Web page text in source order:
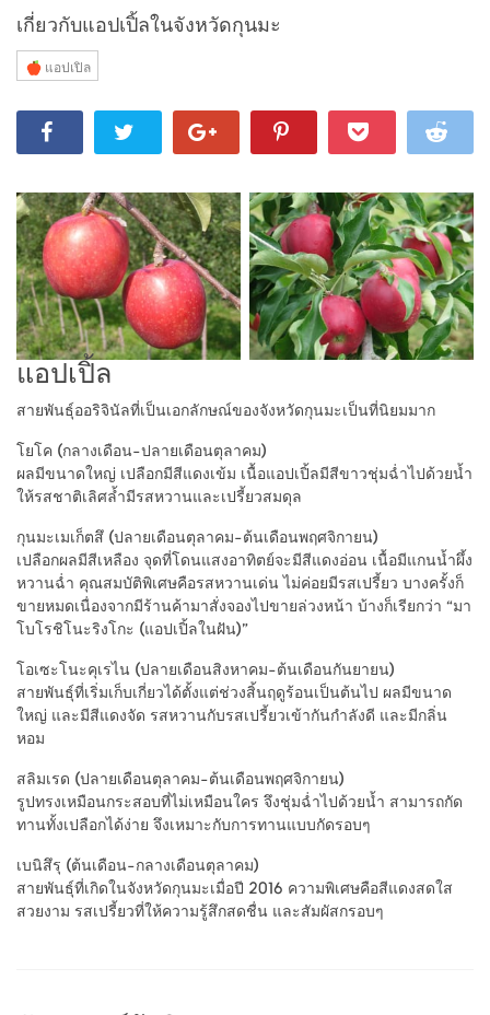
เกี่ยวกับแอปเปิ้ลในจังหวัดกุนมะ
แอปเปิล
แอปเปิ้ล
สายพันธุ์ออริจินัลที่เป็นเอกลักษณ์ของจังหวัดกุนมะเป็นที่นิยมมาก
โยโค (กลางเดือน-ปลายเดือนตุลาคม)
ผลมีขนาดใหญ่ เปลือกมีสีแดงเข้ม เนื้อแอปเปิ้ลมีสีขาวชุ่มฉ่ำไปด้วยน้ำ
ให้รสชาติเลิศล้ำมีรสหวานและเปรี้ยวสมดุล
กุนมะเมเก็ตสึ (ปลายเดือนตุลาคม-ต้นเดือนพฤศจิกายน)
เปลือกผลมีสีเหลือง จุดที่โดนแสงอาทิตย์จะมีสีแดงอ่อน เนื้อมีแกนน้ำผึ้ง
หวานฉ่ำ คุณสมบัติพิเศษคือรสหวานเด่น ไม่ค่อยมีรสเปรี้ยว บางครั้งก็
ขายหมดเนื่องจากมีร้านค้ามาสั่งจองไปขายล่วงหน้า บ้างก็เรียกว่า “มา
โบโรชิโนะริงโกะ (แอปเปิ้ลในฝัน)”
โอเซะโนะคุเรไน (ปลายเดือนสิงหาคม-ต้นเดือนกันยายน)
สายพันธุ์ที่เริ่มเก็บเกี่ยวได้ตั้งแต่ช่วงสิ้นฤดูร้อนเป็นต้นไป ผลมีขนาด
ใหญ่ และมีสีแดงจัด รสหวานกับรสเปรี้ยวเข้ากันกำลังดี และมีกลิ่น
หอม
สลิมเรด (ปลายเดือนตุลาคม-ต้นเดือนพฤศจิกายน)
รูปทรงเหมือนกระสอบที่ไม่เหมือนใคร จึงชุ่มฉ่ำไปด้วยน้ำ สามารถกัด
ทานทั้งเปลือกได้ง่าย จึงเหมาะกับการทานแบบกัดรอบๆ
เบนิสึรุ (ต้นเดือน-กลางเดือนตุลาคม)
สายพันธุ์ที่เกิดในจังหวัดกุนมะเมื่อปี 2016 ความพิเศษคือสีแดงสดใส
สวยงาม รสเปรี้ยวที่ให้ความรู้สึกสดชื่น และสัมผัสกรอบๆ